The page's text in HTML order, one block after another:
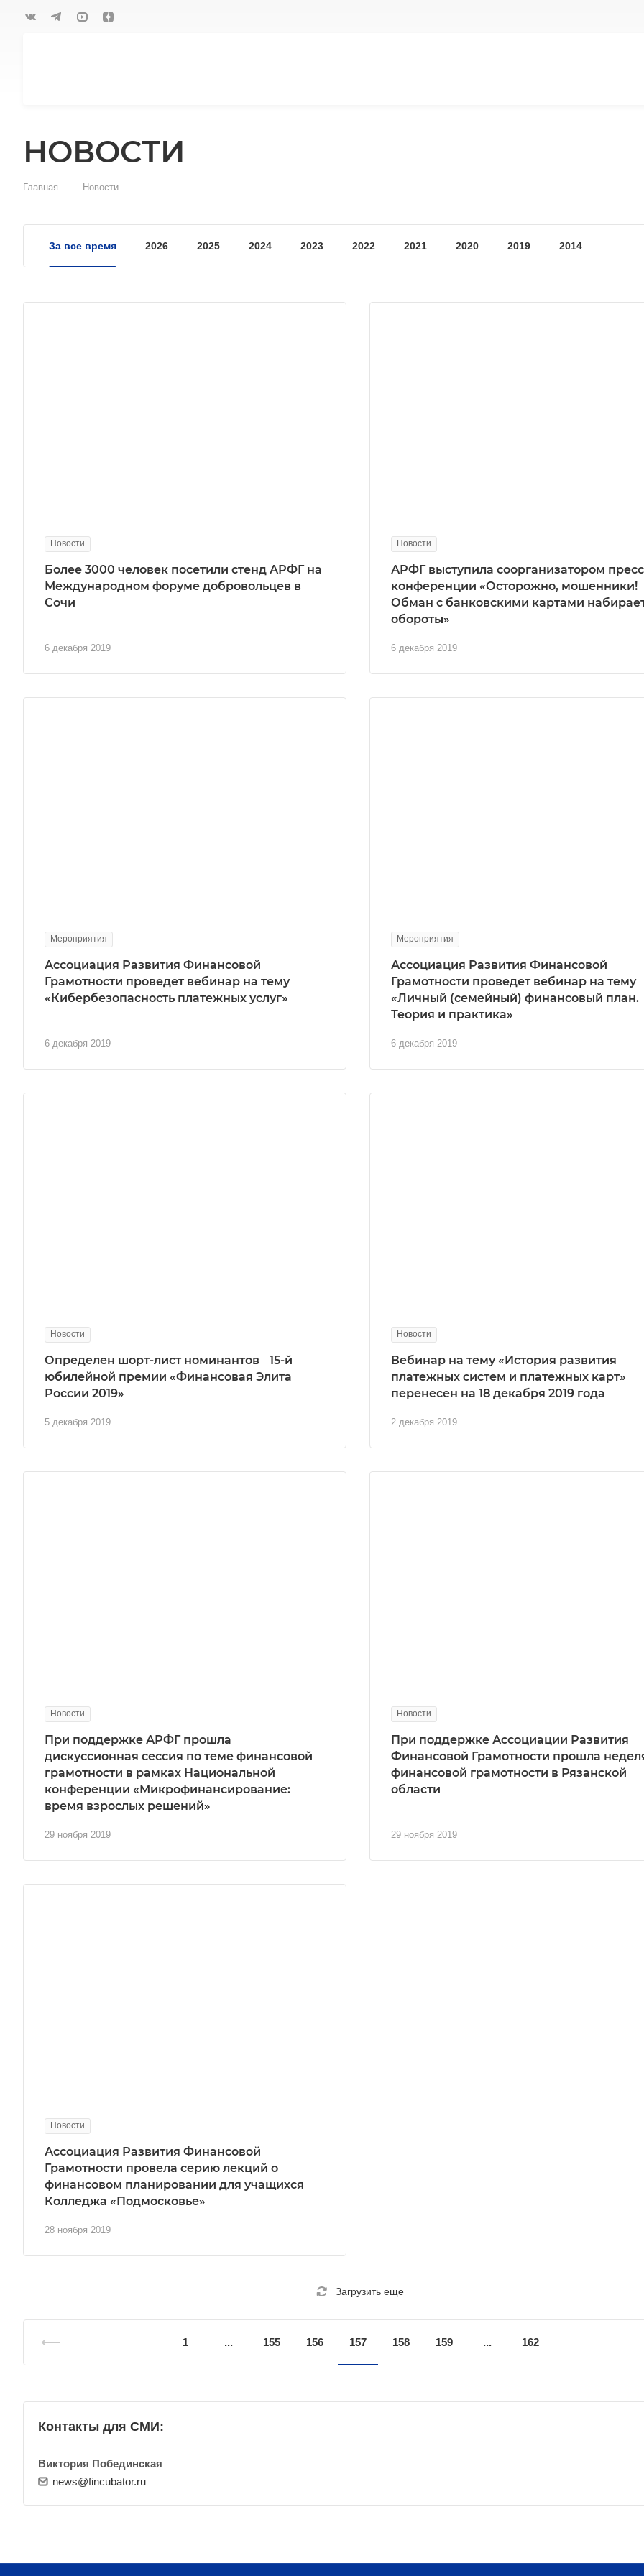
НОВОСТИ
Главная — Новости
За все время 2026 2025 2024 2023 2022 2021 2020 2019 2014
Новости
6 декабря 2019
Более 3000 человек посетили стенд АРФГ на
Международном форуме добровольцев в
Сочи
Новости
6 декабря 2019
АРФГ выступила соорганизатором
конференции «Осторожно, мошенники!
Обман с банковскими картами
обороты»
Мероприятия
6 декабря 2019
Ассоциация Развития Финансовой
Грамотности проведет вебинар на тему
«Кибербезопасность платежных услуг»
Мероприятия
6 декабря 2019
Ассоциация Развития Финансовой
Грамотности проведет вебинар на тему
«Личный (семейный) финансовый план.
Теория и практика»
Новости
5 декабря 2019
Определен шорт-лист номинантов 15-й
юбилейной премии «Финансовая Элита
России 2019»
Новости
2 декабря 2019
Вебинар на тему «История развития
платежных систем и платежных карт»
перенесен на 18 декабря 2019 года
Новости
29 ноября 2019
При поддержке АРФГ прошла
дискуссионная сессия по теме финансовой
грамотности в рамках Национальной
конференции «Микрофинансирование:
время взрослых решений»
Новости
29 ноября 2019
При поддержке Ассоциации Развития
Финансовой Грамотности прошла
финансовой грамотности в Рязанской
области
Новости
28 ноября 2019
Ассоциация Развития Финансовой
Грамотности провела серию лекций о
финансовом планировании для учащихся
Колледжа «Подмосковье»
Загрузить еще
1 ... 155 156 157 158 159 ... 162
Контакты для СМИ:
Виктория Побединская
news@fincubator.ru